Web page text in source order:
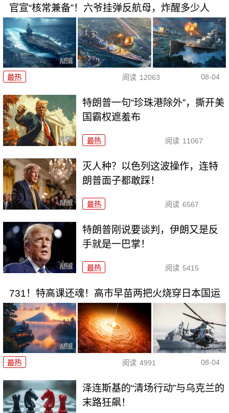
官宣“核常兼备”！六爷挂弹反航母，炸醒多少人
最热 阅读 12063 08-04
特朗普一句“珍珠港除外”，撕开美
国霸权遮羞布
最热 阅读 11067
灭人种？以色列这波操作，连特
朗普面子都敢踩！
最热 阅读 6567
特朗普刚说要谈判，伊朗又是反
手就是一巴掌！
最热 阅读 5415
731！特高课还魂！高市早苗两把火烧穿日本国运
最热 阅读 4991 08-04
泽连斯基的“清场行动”与乌克兰的
末路狂飙！